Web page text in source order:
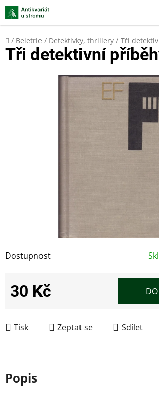
Přejít
na
obsah
Domů
/ Beletrie / Detektivky, thrillery / Tři
Dostupnost
30 Kč
Tisk Zeptat se Sdílet
Tři detektivní
Popis